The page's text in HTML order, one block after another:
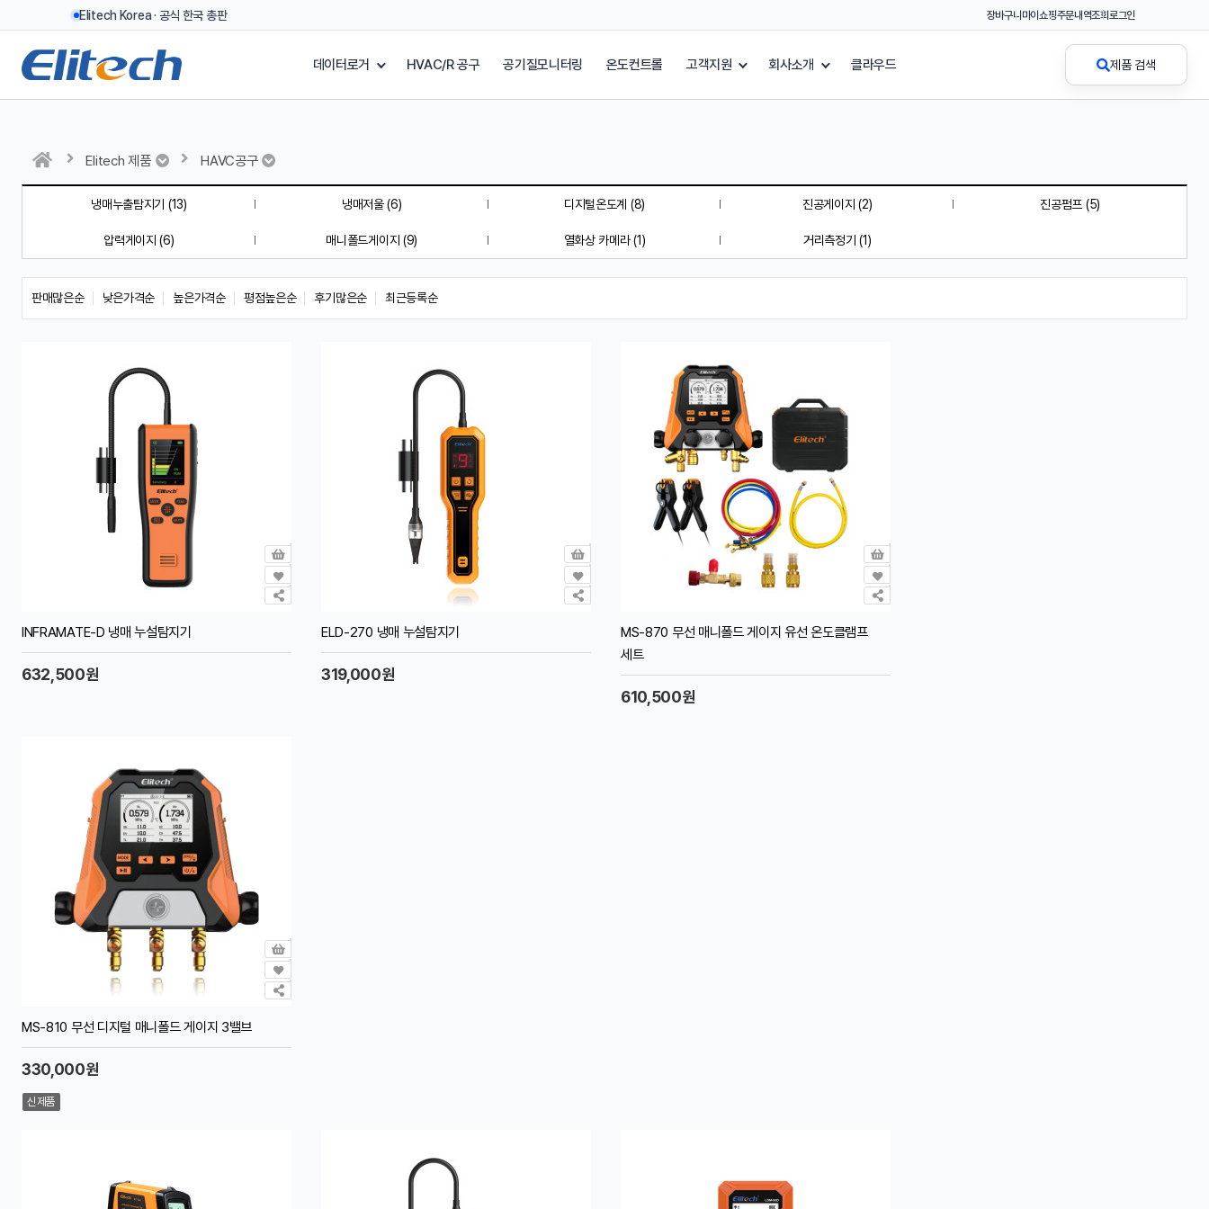
Elitech Korea · 공식 한국 총판 장바구니마이쇼핑주문내역조회로그인
데이터로거 HVAC/R 공구 공기질모니터링 온도컨트롤 고객지원 회사소개 클라우드 제품 검색
Elitech 제품 HAVC공구
냉매누출탐지기 (13) 냉매저울 (6) 디지털온도계 (8) 진공게이지 (2) 진공펌프 (5)
압력게이지 (6) 매니폴드게이지 (9) 열화상 카메라 (1) 거리측정기 (1)
판매많은순 낮은가격순 높은가격순 평점높은순 후기많은순 최근등록순
INFRAMATE-D 냉매 누설탐지기
632,500원
ELD-270 냉매 누설탐지기
319,000원
MS-870 무선 매니폴드 게이지 유선 온도클램프
세트
610,500원
MS-810 무선 디지털 매니폴드 게이지 3밸브
330,000원
신제품